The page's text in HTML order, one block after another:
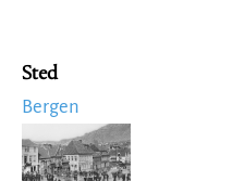
Sted
Bergen
Image